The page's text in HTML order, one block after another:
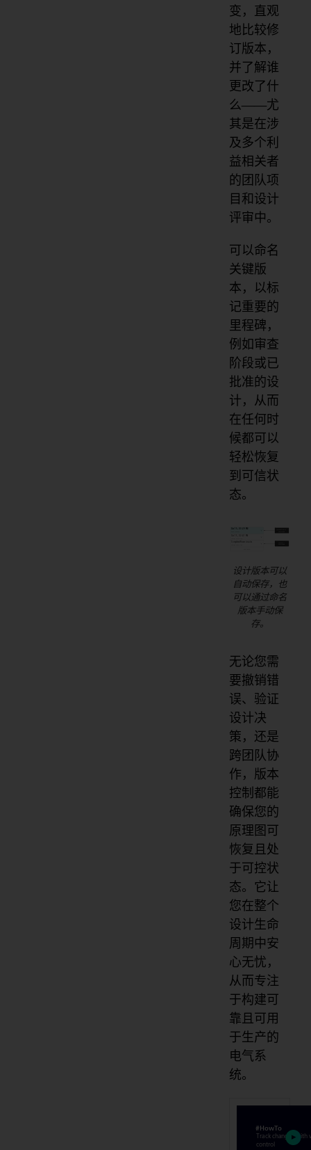
变，直观
地比较修
订版本，
并了解谁
更改了什
么——尤
其是在涉
及多个利
益相关者
的团队项
目和设计
评审中。
可以命名
关键版
本，以标
记重要的
里程碑，
例如审查
阶段或已
批准的设
计，从而
在任何时
候都可以
轻松恢复
到可信状
态。
设计版本可以
自动保存，也
可以通过命名
版本手动保
存。
无论您需
要撤销错
误、验证
设计决
策，还是
跨团队协
作，版本
控制都能
确保您的
原理图可
恢复且处
于可控状
态。它让
您在整个
设计生命
周期中安
心无忧，
从而专注
于构建可
靠且可用
于生产的
电气系
统。